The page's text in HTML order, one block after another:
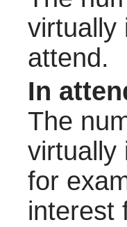
virtually
attend.
In
The
virtually
for
interest